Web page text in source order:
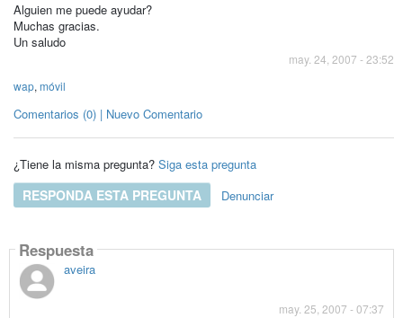
Alguien me puede ayudar?
Muchas gracias.
Un saludo
may. 24, 2007 - 23:52
wap, móvil
Comentarios (0) | Nuevo Comentario
¿Tiene la misma pregunta? Siga esta pregunta
RESPONDA ESTA PREGUNTA Denunciar
Respuesta
aveira
may. 25, 2007 - 07:37